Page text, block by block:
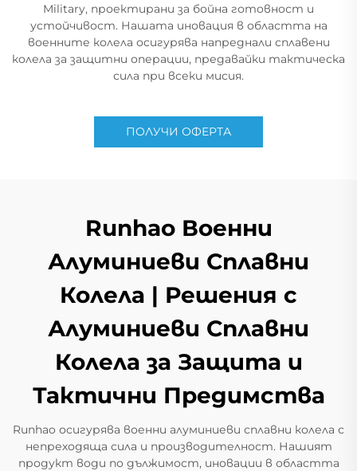
Military, проектирани за бойна готовност и
устойчивост. Нашата иновация в областта на
военните колела осигурява напреднали сплавени
колела за защитни операции, предавайки тактическа
сила при всеки мисия.
ПОЛУЧИ ОФЕРТА
Runhao Военни
Алуминиеви Сплавни
Колела | Решения с
Алуминиеви Сплавни
Колела за Защита и
Тактични Предимства
Runhao осигурява военни алуминиеви сплавни колела с
непреходяща сила и производителност. Нашият
продукт води по дължимост, иновации в областта